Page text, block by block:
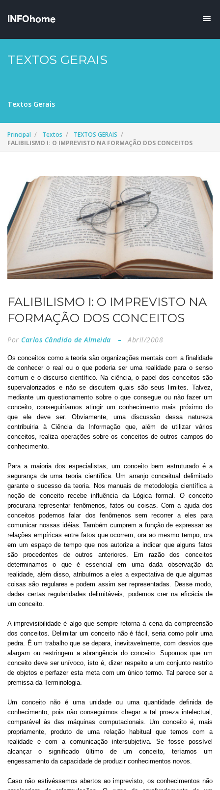
TEXTOS GERAIS
Textos Gerais
Principal Textos
TEXTOS GERAIS
FALIBILISMO I: O IMPREVISTO NA FORMAÇÃO DOS CONCEITOS
FALIBILISMO I: O IMPREVISTO NA
FORMAÇÃO DOS CONCEITOS
Por Carlos Cândido de Almeida Abril/2008
Os conceitos como a teoria são organizações mentais com a finalidade
de conhecer o real ou o que poderia ser uma realidade para o senso
comum e o discurso científico. Na ciência, o papel dos conceitos são
supervalorizados e não se discutem quais são seus limites. Talvez,
mediante um questionamento sobre o que consegue ou não fazer um
conceito, conseguiríamos atingir um conhecimento mais próximo do
que ele deve ser. Obviamente, uma discussão dessa natureza
contribuiria à Ciência da Informação que, além de utilizar vários
conceitos, realiza operações sobre os conceitos de outros campos do
conhecimento.
Para a maioria dos especialistas, um conceito bem estruturado é a
segurança de uma teoria científica. Um arranjo conceitual delimitado
garante o sucesso da teoria. Nos manuais de metodologia científica a
noção de conceito recebe influência da Lógica formal. O conceito
procuraria representar fenômenos, fatos ou coisas. Com a ajuda dos
conceitos podemos falar dos fenômenos sem recorrer a eles para
comunicar nossas idéias. Também cumprem a função de expressar as
relações empíricas entre fatos que ocorrem, ora ao mesmo tempo, ora
em um espaço de tempo que nos autoriza a indicar que alguns fatos
são procedentes de outros anteriores. Em razão dos conceitos
determinamos o que é essencial em uma dada observação da
realidade, além disso, atribuímos a eles a expectativa de que algumas
coisas são regulares e podem assim ser representadas. Desse modo,
dadas certas regularidades delimitáveis, podemos crer na eficácia de
um conceito.
A imprevisibilidade é algo que sempre retorna à cena da compreensão
dos conceitos. Delimitar um conceito não é fácil, seria como polir uma
pedra. É um trabalho que se depara, inevitavelmente, com desvios que
alargam ou restringem a abrangência do conceito. Supomos que um
conceito deve ser unívoco, isto é, dizer respeito a um conjunto restrito
de objetos e perfazer esta meta com um único termo. Tal parece ser a
premissa da Terminologia.
Um conceito não é uma unidade ou uma quantidade definida de
conhecimento, pois não conseguimos chegar a tal proeza intelectual,
comparável às das máquinas computacionais. Um conceito é, mais
propriamente, produto de uma relação habitual que temos com a
realidade e com a comunicação intersubjetiva. Se fosse possível
alcançar o significado último de um conceito, teríamos um
engessamento da capacidade de produzir conhecimentos novos.
Caso não estivéssemos abertos ao imprevisto, os conhecimentos não